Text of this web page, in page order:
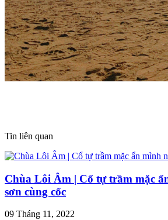
Tin liên quan
Chùa Lôi Âm | Cổ tự trầm mặc
sơn cùng cốc
09 Tháng 11, 2022